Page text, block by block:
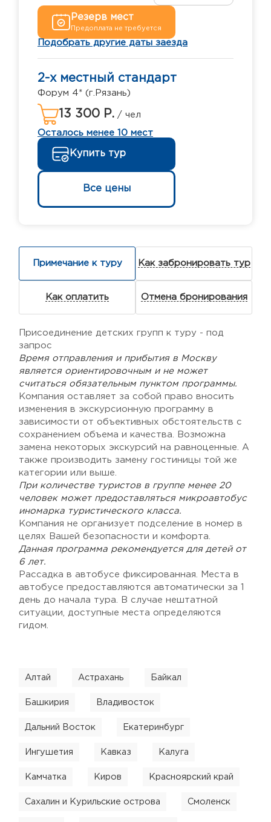
Резерв мест
Предоплата не требуется
Подобрать другие даты заезда
2-х местный стандарт
Форум 4* (г.Рязань)
13 300 Р. / чел
Осталось менее 10 мест
Купить тур
Все цены
Примечание к туру Как забронировать тур
Как оплатить Отмена бронирования
Присоединение детских групп к туру - под
запрос
Время отправления и прибытия в Москву
является ориентировочным и не может
считаться обязательным пунктом программы.
Компания оставляет за собой право вносить
изменения в экскурсионную программу в
зависимости от объективных обстоятельств с
сохранением объема и качества. Возможна
замена некоторых экскурсий на равноценные. А
также производить замену гостиницы той же
категории или выше.
При количестве туристов в группе менее 20
человек может предоставляться микроавтобус
иномарка туристического класса.
Компания не организует подселение в номер в
целях Вашей безопасности и комфорта.
Данная программа рекомендуется для детей от
6 лет.
Рассадка в автобусе фиксированная. Места в
автобусе предоставляются автоматически за 1
день до начала тура. В случае нештатной
ситуации, доступные места определяются
гидом.
Алтай Астрахань Байкал
Башкирия Владивосток
Дальний Восток Екатеринбург
Ингушетия Кавказ Калуга
Камчатка Киров Красноярский край
Сахалин и Курильские острова Смоленск